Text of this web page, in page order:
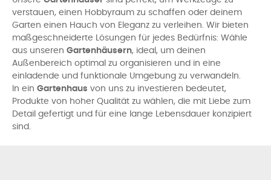
verstauen, einen Hobbyraum zu schaffen oder deinem
Garten einen Hauch von Eleganz zu verleihen. Wir bieten
maßgeschneiderte Lösungen für jedes Bedürfnis: Wähle
aus unseren Gartenhäusern, ideal, um deinen
Außenbereich optimal zu organisieren und in eine
einladende und funktionale Umgebung zu verwandeln.
In ein Gartenhaus von uns zu investieren bedeutet,
Produkte von hoher Qualität zu wählen, die mit Liebe zum
Detail gefertigt und für eine lange Lebensdauer konzipiert
sind.